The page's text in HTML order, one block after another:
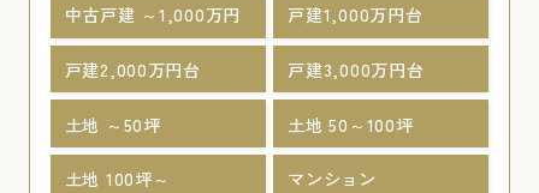
中古戸建 ～1,000万円 戸建1,000万円台
戸建2,000万円台 戸建3,000万円台
土地 ～50坪 土地 50～100坪
土地 100坪～ マンション